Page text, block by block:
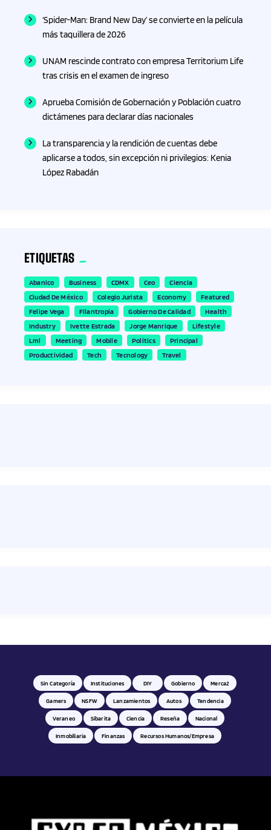
‘Spider-Man: Brand New Day’ se convierte en la película
más taquillera de 2026
UNAM rescinde contrato con empresa Territorium Life
tras crisis en el examen de ingreso
Aprueba Comisión de Gobernación y Población cuatro
dictámenes para declarar días nacionales
La transparencia y la rendición de cuentas debe
aplicarse a todos, sin excepción ni privilegios: Kenia
López Rabadán
ETIQUETAS
Abanico Business CDMX Ceo
Ciencia
Ciudad De México
Colegio Jurista Economy
Featured
Felipe Vega
Filantropia Gobierno De Calidad
Health
Industry
Ivette Estrada Jorge Manrique
Lifestyle
Lml
Meeting Mobile Politics
Principal
Productividad
Tech Tecnology Travel
Sin Categoría Instituciones DIY Gobierno Merca2
Gamers NSFW Lanzamientos Autos Tendencia
Veraneo Sibarita Ciencia Reseña Nacional
Inmobiliaria Finanzas Recursos Humanos/empresa